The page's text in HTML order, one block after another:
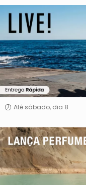
Live!
Até sábado, dia 8
Lança
Perfume